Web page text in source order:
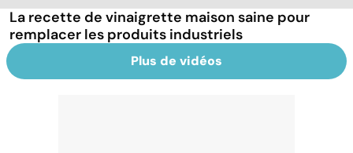
La recette de vinaigrette maison saine pour
remplacer les produits industriels
Plus de vidéos